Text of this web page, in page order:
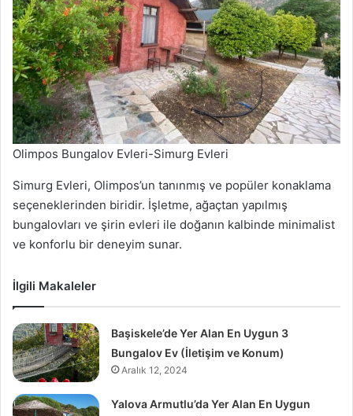
Olimpos Bungalov Evleri-Simurg Evleri
Simurg Evleri, Olimpos’un tanınmış ve popüler konaklama
seçeneklerinden biridir. İşletme, ağaçtan yapılmış
bungalovları ve şirin evleri ile doğanın kalbinde minimalist
ve konforlu bir deneyim sunar.
İlgili Makaleler
Başiskele’de Yer Alan En Uygun 3
Bungalov Ev (İletişim ve Konum)
Aralık 12, 2024
Yalova Armutlu’da Yer Alan En Uygun